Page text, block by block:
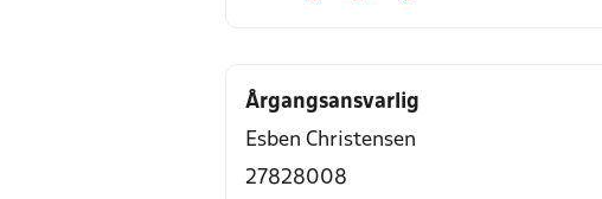
Årgangsansvarlig
Esben Christensen
27828008